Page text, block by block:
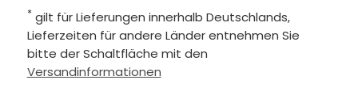
* gilt für Lieferungen innerhalb Deutschlands,
Lieferzeiten für andere Länder entnehmen Sie
bitte der Schaltfläche mit den
Versandinformationen